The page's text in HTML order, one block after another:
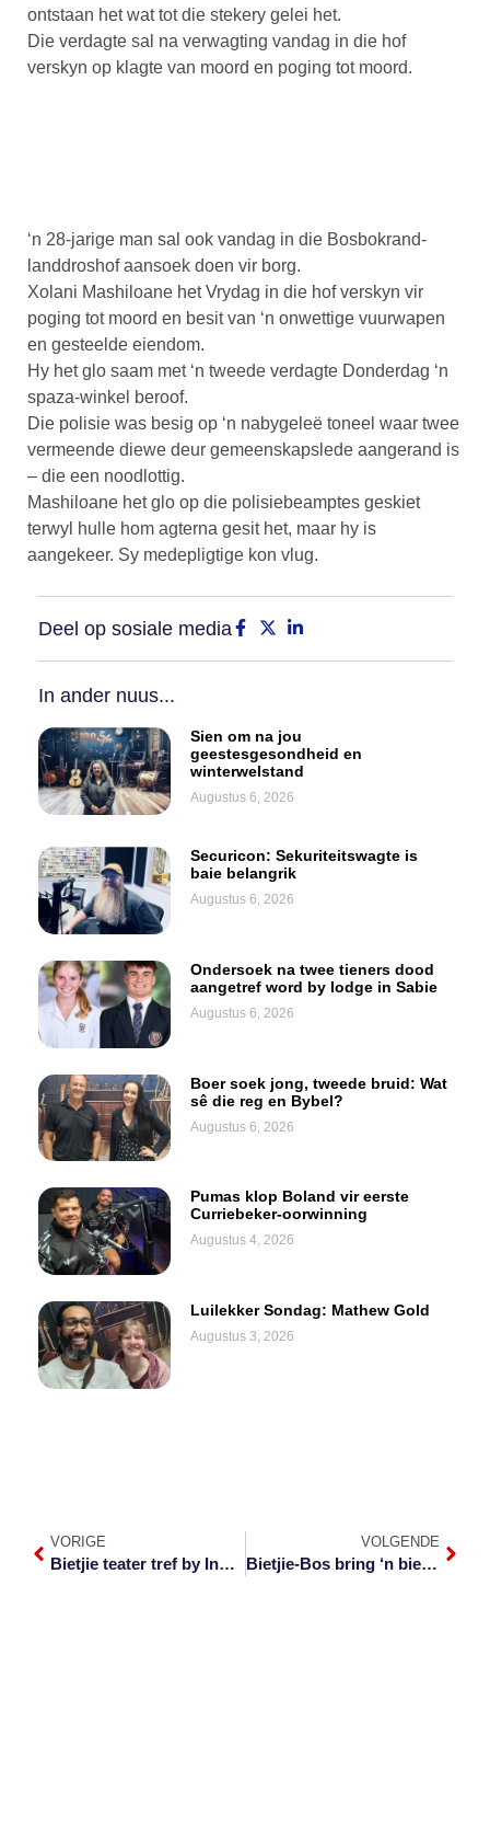
ontstaan het wat tot die stekery gelei het.
Die verdagte sal na verwagting vandag in die hof
verskyn op klagte van moord en poging tot moord.
‘n 28-jarige man sal ook vandag in die Bosbokrand-
landdroshof aansoek doen vir borg.
Xolani Mashiloane het Vrydag in die hof verskyn vir
poging tot moord en besit van ‘n onwettige vuurwapen
en gesteelde eiendom.
Hy het glo saam met ‘n tweede verdagte Donderdag ‘n
spaza-winkel beroof.
Die polisie was besig op ‘n nabygeleë toneel waar twee
vermeende diewe deur gemeenskapslede aangerand is
– die een noodlottig.
Mashiloane het glo op die polisiebeamptes geskiet
terwyl hulle hom agterna gesit het, maar hy is
aangekeer. Sy medepligtige kon vlug.
Deel op sosiale media
In ander nuus...
Sien om na jou
geestesgesondheid en
winterwelstand
Augustus 6, 2026
Securicon: Sekuriteitswagte is
baie belangrik
Augustus 6, 2026
Ondersoek na twee tieners dood
aangetref word by lodge in Sabie
Augustus 6, 2026
Boer soek jong, tweede bruid: Wat
sê die reg en Bybel?
Augustus 6, 2026
Pumas klop Boland vir eerste
Curriebeker-oorwinning
Augustus 4, 2026
Luilekker Sondag: Mathew Gold
Augustus 3, 2026
VORIGE
Bietjie teater tref by Innibos
VOLGENDE
Bietjie-Bos bring ‘n bietjie broodnodige lafenis